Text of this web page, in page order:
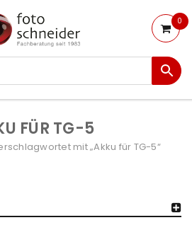
0
FÜR TG-5
mit „Akku für TG-5“